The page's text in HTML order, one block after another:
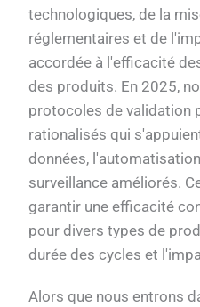
technologiques, de la
réglementaires et de
accordée à l'efficacité
des produits. En 2025,
protocoles de validation
rationalisés qui
données,
surveillance améliorés.
garantir une efficacité
pour divers types de
durée des cycles et
Alors que nous entrons